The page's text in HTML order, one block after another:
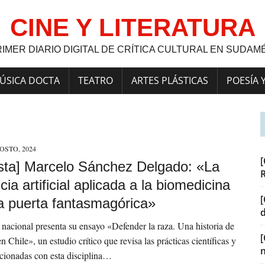
CINE Y LITERATURA
DIARIO DIGITAL DE CRÍTICA CULTURAL EN
DOCTA TEATRO ARTES PLÁSTICAS POESÍA
2024
Marcelo Sánchez Delgado: «La
artificial aplicada a la biomedicina
puerta fantasmagórica»
presenta su ensayo «Defender la raza. Una historia de
Chile», un estudio crítico que revisa las prácticas científicas y
con esta disciplina…